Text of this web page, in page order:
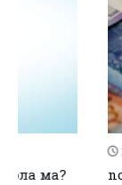
0
no title